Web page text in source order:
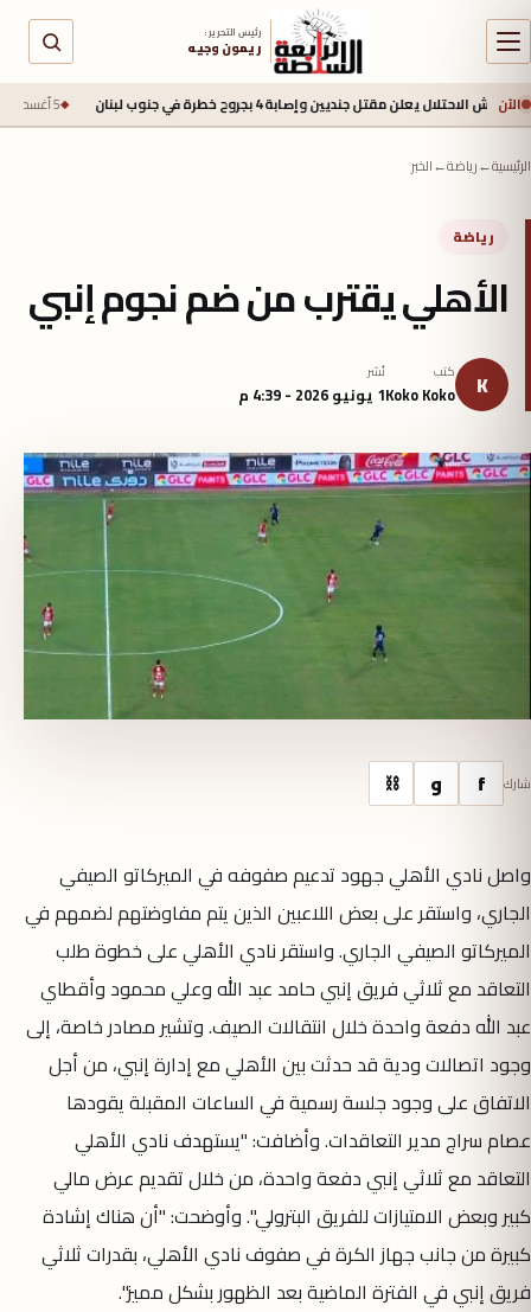
رئيس التحرير :
ريمون وجيه
الآن
يعلن مقتل جنديين وإصابة 4 بجروح خطرة في جنوب لبنان 5 أغسطس 2026 - 2:40 م
الرئيسية←رياضة←الخبر
رياضة
الأهلي يقترب من ضم نجوم إنبي
K كتب
Koko Koko
نُشر
1 يونيو 2026 - 4:39 م
شارك f و ⛓
واصل نادي الأهلي جهود تدعيم صفوفه في الميركاتو الصيفي
الجاري، واستقر على بعض اللاعبين الذين يتم مفاوضتهم لضمهم في
الميركاتو الصيفي الجاري. واستقر نادي الأهلي على خطوة طلب
التعاقد مع ثلاثي فريق إنبي حامد عبد الله وعلي محمود وأقطاي
عبد الله دفعة واحدة خلال انتقالات الصيف. وتشير مصادر خاصة، إلى
وجود اتصالات ودية قد حدثت بين الأهلي مع إدارة إنبي، من أجل
الاتفاق على وجود جلسة رسمية في الساعات المقبلة يقودها
عصام سراج مدير التعاقدات. وأضافت: "يستهدف نادي الأهلي
التعاقد مع ثلاثي إنبي دفعة واحدة، من خلال تقديم عرض مالي
كبير وبعض الامتيازات للفريق البترولي". وأوضحت: "أن هناك إشادة
كبيرة من جانب جهاز الكرة في صفوف نادي الأهلي، بقدرات ثلاثي
فريق إنبي في الفترة الماضية بعد الظهور بشكل مميز".